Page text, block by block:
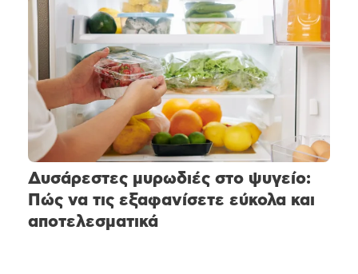
Δυσάρεστες μυρωδιές στο ψυγείο:
Πώς να τις εξαφανίσετε εύκολα και
αποτελεσματικά